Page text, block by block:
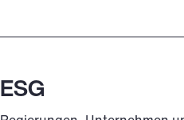
ESG